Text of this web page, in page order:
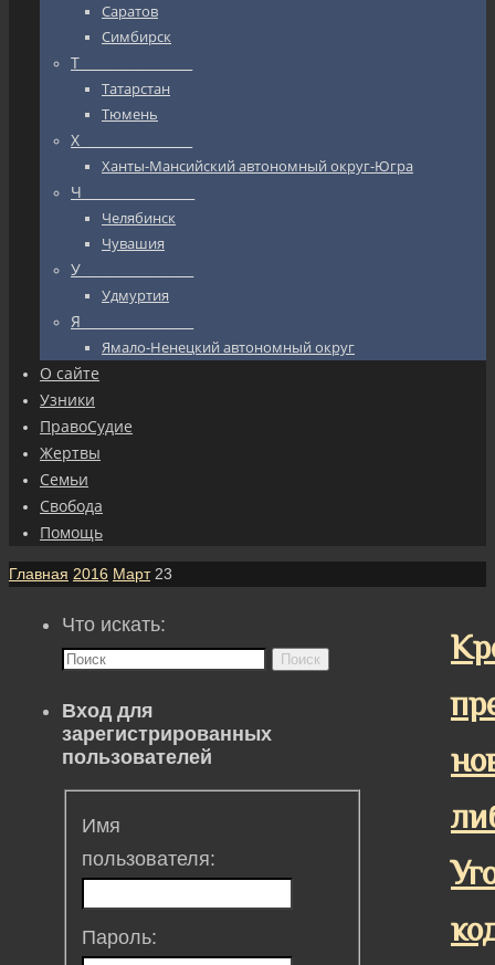
Саратов
Симбирск
Т_________________
Татарстан
Тюмень
Х_________________
Ханты-Мансийский автономный округ-Югра
Ч_________________
Челябинск
Чувашия
У_________________
Удмуртия
Я_________________
Ямало-Ненецкий автономный округ
О сайте
Узники
ПравоСудие
Жертвы
Семьи
Свобода
Помощь
Главная 2016 Март 23
Что искать:
Поиск
Вход для
зарегистрированных
пользователей
Имя
пользователя:
Пароль: